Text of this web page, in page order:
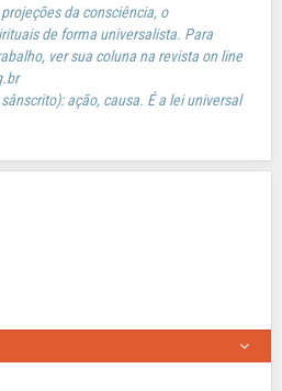
da consciência, o
de forma universalista. Para
ver sua coluna na revista on line
ação, causa. É a lei universal